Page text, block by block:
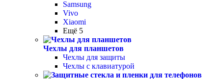
Samsung
Vivo
Xiaomi
Ещё 5
Чехлы для планшетов
Чехлы для защиты
Чехлы с клавиатурой